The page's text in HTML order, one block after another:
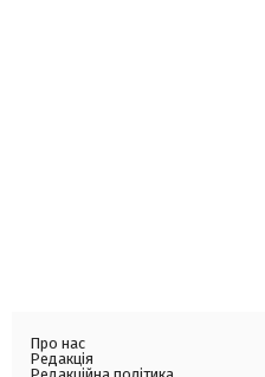
Про нас
Редакція